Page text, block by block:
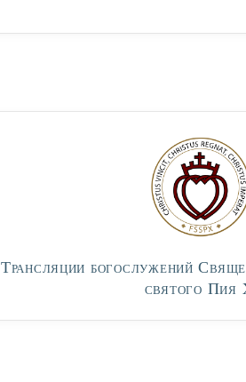
Трансляции богослужений
святого Пия